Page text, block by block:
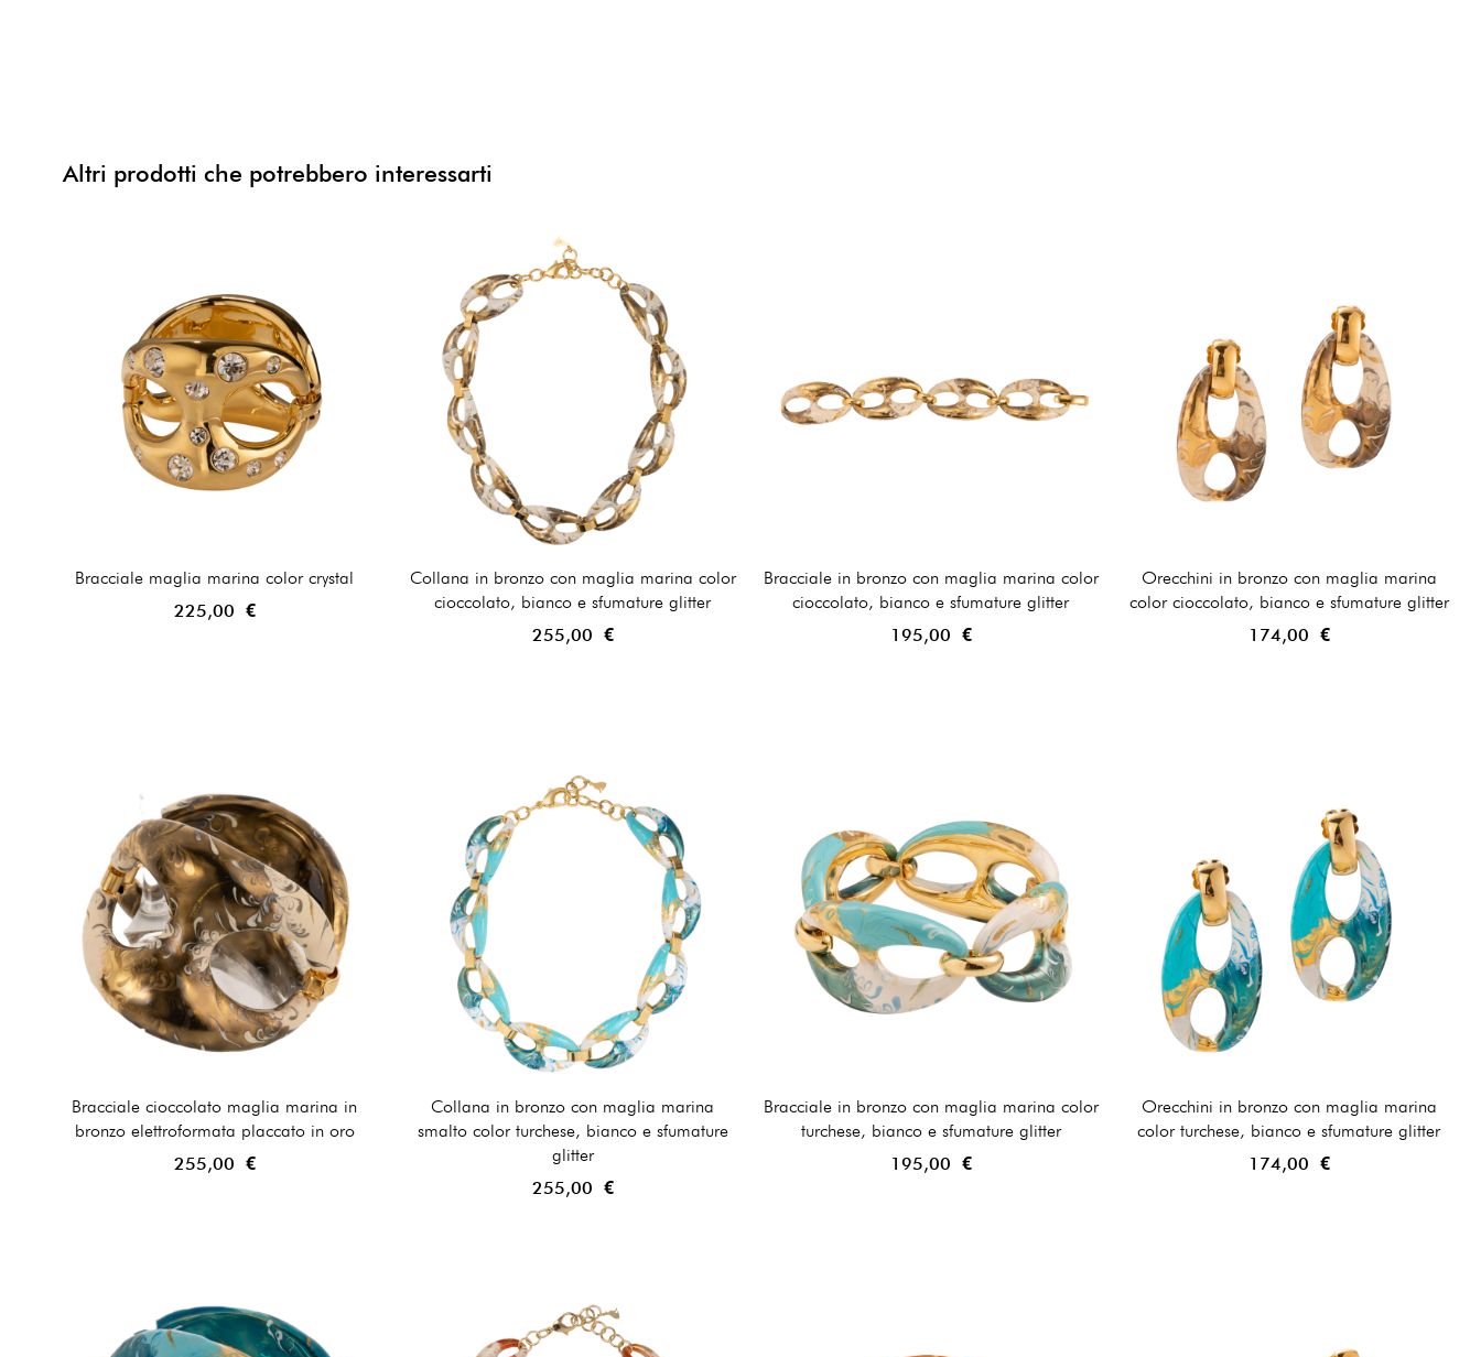
Altri prodotti che potrebbero interessarti
Bracciale maglia marina color crystal
225,00 €
Collana in bronzo con maglia marina color
cioccolato, bianco e sfumature glitter
255,00 €
Bracciale in bronzo con maglia marina color
cioccolato, bianco e sfumature glitter
195,00 €
Orecchini in bronzo con maglia marina
color cioccolato, bianco e sfumature glitter
174,00 €
Bracciale cioccolato maglia marina in
bronzo elettroformata placcato in oro
255,00 €
Collana in bronzo con maglia marina
smalto color turchese, bianco e sfumature
glitter
255,00 €
Bracciale in bronzo con maglia marina color
turchese, bianco e sfumature glitter
195,00 €
Orecchini in bronzo con maglia marina
color turchese, bianco e sfumature glitter
174,00 €